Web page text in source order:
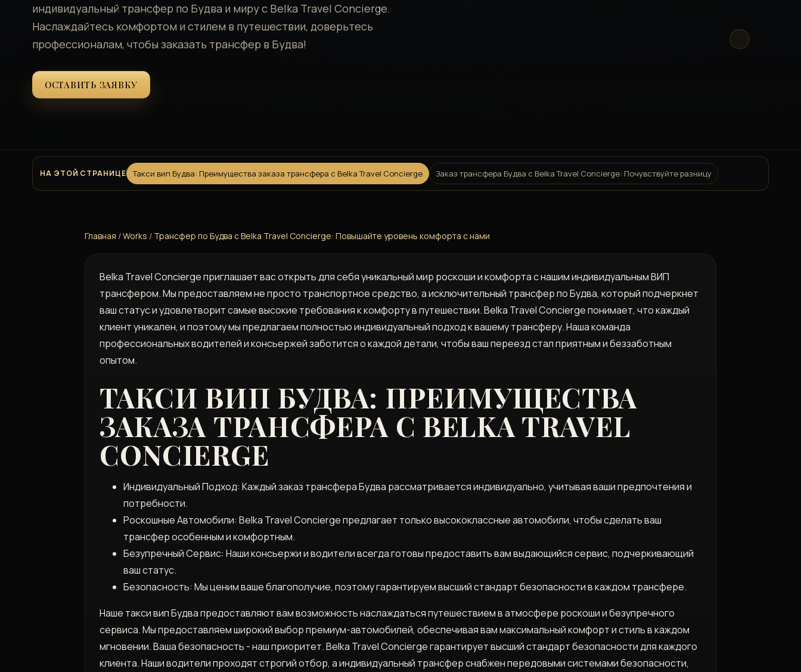
индивидуальный трансфер по Будва и миру с Belka Travel Concierge.
Наслаждайтесь комфортом и стилем в путешествии, доверьтесь
профессионалам, чтобы заказать трансфер в Будва!
ОСТАВИТЬ ЗАЯВКУ
НА ЭТОЙ СТРАНИЦЕ Такси вип Будва: Преимущества заказа трансфера с Belka Travel Concierge Заказ трансфера Будва с Belka Travel Concierge: Почувствуйте разницу
Главная /Works / Трансфер по Будва с Belka Travel Concierge: Повышайте уровень комфорта с нами
Belka Travel Concierge приглашает вас открыть для себя уникальный мир роскоши и комфорта с нашим индивидуальным ВИП
трансфером. Мы предоставляем не просто транспортное средство, а исключительный трансфер по Будва, который подчеркнет
ваш статус и удовлетворит самые высокие требования к комфорту в путешествии. Belka Travel Concierge понимает, что каждый
клиент уникален, и поэтому мы предлагаем полностью индивидуальный подход к вашему трансферу. Наша команда
профессиональных водителей и консьержей заботится о каждой детали, чтобы ваш переезд стал приятным и беззаботным
опытом.
ТАКСИ ВИП БУДВА: ПРЕИМУЩЕСТВА
ЗАКАЗА ТРАНСФЕРА С BELKA TRAVEL
CONCIERGE
Индивидуальный Подход: Каждый заказ трансфера Будва рассматривается индивидуально, учитывая ваши предпочтения и
потребности.
Роскошные Автомобили: Belka Travel Concierge предлагает только высококлассные автомобили, чтобы сделать ваш
трансфер особенным и комфортным.
Безупречный Сервис: Наши консьержи и водители всегда готовы предоставить вам выдающийся сервис, подчеркивающий
ваш статус.
Безопасность: Мы ценим ваше благополучие, поэтому гарантируем высший стандарт безопасности в каждом трансфере.
Наше такси вип Будва предоставляют вам возможность наслаждаться путешествием в атмосфере роскоши и безупречного
сервиса. Мы предоставляем широкий выбор премиум-автомобилей, обеспечивая вам максимальный комфорт и стиль в каждом
мгновении. Ваша безопасность - наш приоритет. Belka Travel Concierge гарантирует высший стандарт безопасности для каждого
клиента. Наши водители проходят строгий отбор, а индивидуальный трансфер снабжен передовыми системами безопасности,